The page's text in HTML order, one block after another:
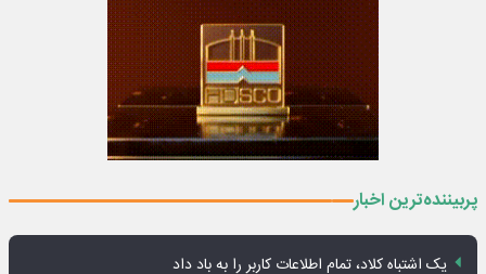
پربیننده‌ترین اخبار
یک اشتباه کلاد، تمام اطلاعات کاربر را به باد داد